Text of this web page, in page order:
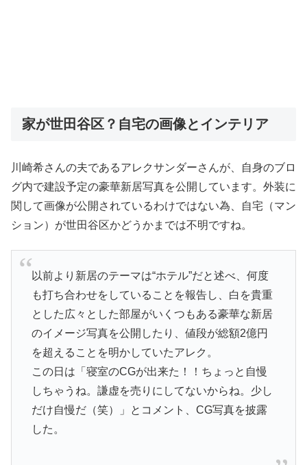
家が世田谷区？自宅の画像とインテリア
川崎希さんの夫であるアレクサンダーさんが、自身のブロ
グ内で建設予定の豪華新居写真を公開しています。外装に
関して画像が公開されているわけではない為、自宅（マン
ション）が世田谷区かどうかまでは不明ですね。
以前より新居のテーマは“ホテル”だと述べ、何度
も打ち合わせをしていることを報告し、白を貴重
とした広々とした部屋がいくつもある豪華な新居
のイメージ写真を公開したり、値段が総額2億円
を超えることを明かしていたアレク。
この日は「寝室のCGが出来た！！ちょっと自慢
しちゃうね。謙虚を売りにしてないからね。少し
だけ自慢だ（笑）」とコメント、CG写真を披露
した。